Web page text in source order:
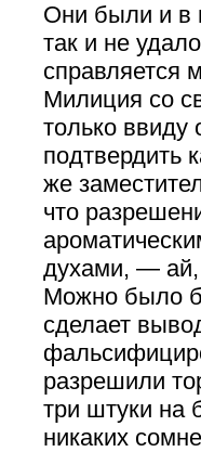
Они были и в
так и не
справляется
Милиция со
только ввиду
подтвердить
же
что
духами, — ай,
Можно было
сделает
разрешили
три штуки на
никаких